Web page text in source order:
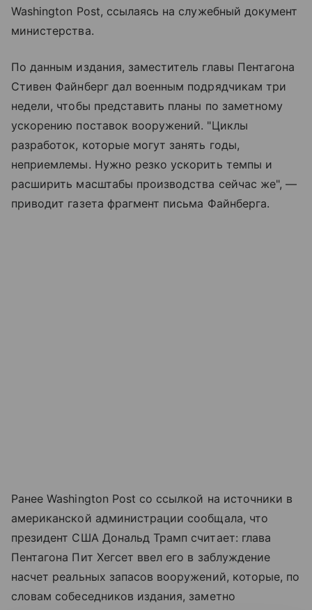
Washington Post, ссылаясь на служебный документ
министерства.
По данным издания, заместитель главы Пентагона
Стивен Файнберг дал военным подрядчикам три
недели, чтобы представить планы по заметному
ускорению поставок вооружений. "Циклы
разработок, которые могут занять годы,
неприемлемы. Нужно резко ускорить темпы и
расширить масштабы производства сейчас же", —
приводит газета фрагмент письма Файнберга.
Ранее Washington Post со ссылкой на источники в
американской администрации сообщала, что
президент США Дональд Трамп считает: глава
Пентагона Пит Хегсет ввел его в заблуждение
насчет реальных запасов вооружений, которые, по
словам собеседников издания, заметно